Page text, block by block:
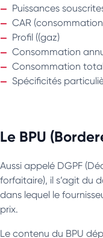
Puissances
CAR
Profil ((gaz)
Consommation
Consommation
Spécificités
Le BPU
Aussi appelé DGPF
forfaitaire), il s’agit du
dans lequel le
prix.
Le contenu du BPU